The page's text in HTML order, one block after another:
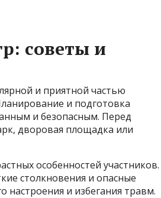
советы и
и приятной частью
и подготовка
и безопасным. Перед
дворовая площадка или
особенностей участников.
столкновения и опасные
настроения и избегания травм.